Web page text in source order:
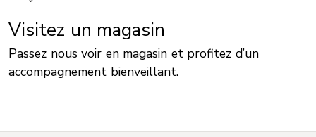
Visitez un magasin
Passez nous voir en magasin et profitez d’un
accompagnement bienveillant.